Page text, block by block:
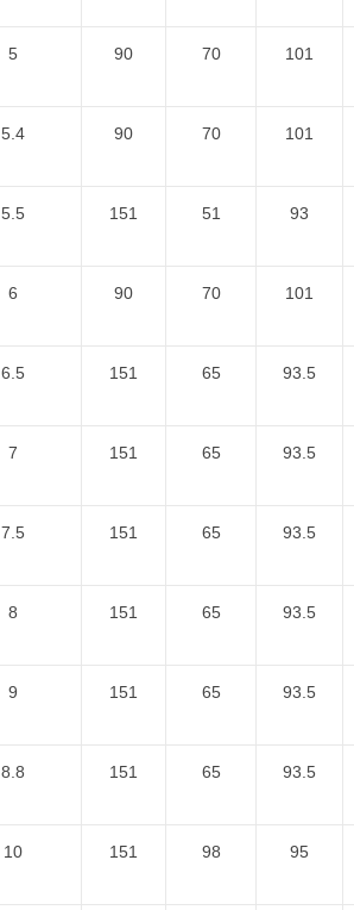
5 90 70 101
5.4 90 70 101
5.5 151 51 93
6 90 70 101
6.5 151 65 93.5
7 151 65 93.5
7.5 151 65 93.5
8 151 65 93.5
9 151 65 93.5
8.8 151 65 93.5
10 151 98 95